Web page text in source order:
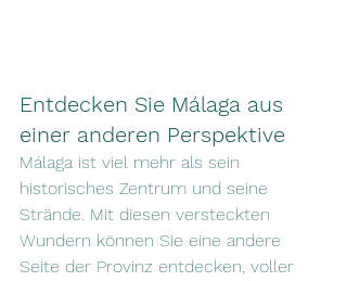
Entdecken Sie Málaga aus
einer anderen Perspektive
Málaga ist viel mehr als sein
historisches Zentrum und seine
Strände. Mit diesen versteckten
Wundern können Sie eine andere
Seite der Provinz entdecken, voller